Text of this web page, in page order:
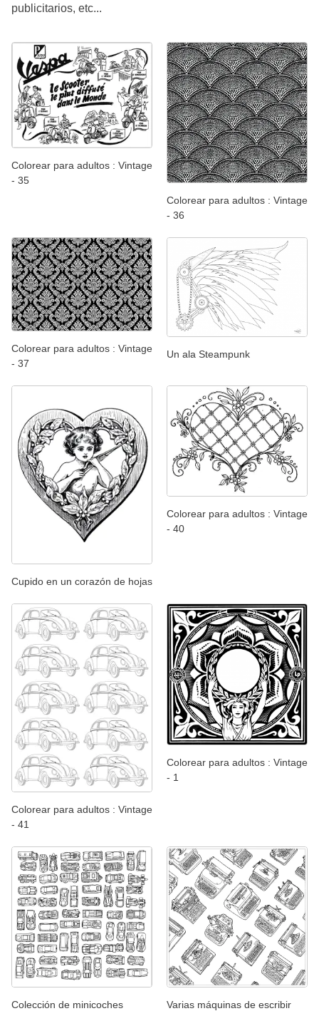
publicitarios, etc...
Colorear para adultos : Vintage
- 35
Colorear para adultos : Vintage
- 36
Colorear para adultos : Vintage
- 37
Un ala Steampunk
Cupido en un corazón de hojas
Colorear para adultos : Vintage
- 40
Colorear para adultos : Vintage
- 41
Colorear para adultos : Vintage
- 1
Colección de minicoches Varias máquinas de escribir